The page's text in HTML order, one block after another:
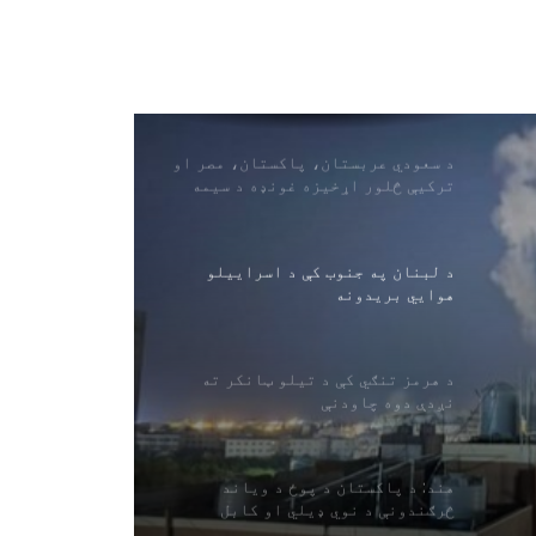
لویه برخه کارولې ده
د سعودي عربستان، پاکستان، مصر او
ترکیې څلور اړخیزه غونډه د سیمه
د لبنان په جنوب کې د اسراییلو
هوايي بریدونه
د هرمز تنګي کې د تیلو ټانکر ته
نږدې دوه چاودنې
هند: د پاکستان د پوځ د ویاند
څرګندونې د نوي ډیلي او کابل